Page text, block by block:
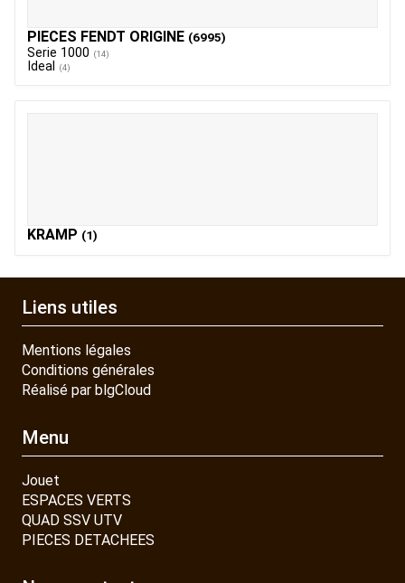
PIECES FENDT ORIGINE (6995)
Serie 1000 (14)
Ideal (4)
KRAMP (1)
Liens utiles
Mentions légales
Conditions générales
Réalisé par blgCloud
Menu
Jouet
ESPACES VERTS
QUAD SSV UTV
PIECES DETACHEES